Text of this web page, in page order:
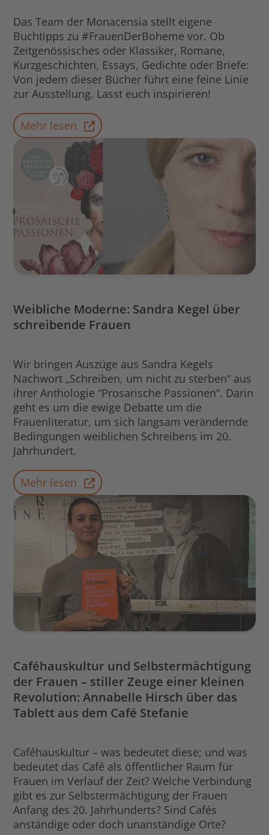
Das Team der Monacensia stellt eigene
Buchtipps zu #FrauenDerBoheme vor. Ob
Zeitgenössisches oder Klassiker, Romane,
Kurzgeschichten, Essays, Gedichte oder Briefe:
Von jedem dieser Bücher führt eine feine Linie
zur Ausstellung. Lasst euch inspirieren!
Mehr lesen
Weibliche Moderne: Sandra Kegel über
schreibende Frauen
Wir bringen Auszüge aus Sandra Kegels
Nachwort „Schreiben, um nicht zu sterben“ aus
ihrer Anthologie “Prosarische Passionen“. Darin
geht es um die ewige Debatte um die
Frauenliteratur, um sich langsam verändernde
Bedingungen weiblichen Schreibens im 20.
Jahrhundert.
Mehr lesen
Caféhauskultur und Selbstermächtigung
der Frauen – stiller Zeuge einer kleinen
Revolution: Annabelle Hirsch über das
Tablett aus dem Café Stefanie
Caféhauskultur – was bedeutet diese; und was
bedeutet das Café als öffentlicher Raum für
Frauen im Verlauf der Zeit? Welche Verbindung
gibt es zur Selbstermächtigung der Frauen
Anfang des 20. Jahrhunderts? Sind Cafés
anständige oder doch unanständige Orte?